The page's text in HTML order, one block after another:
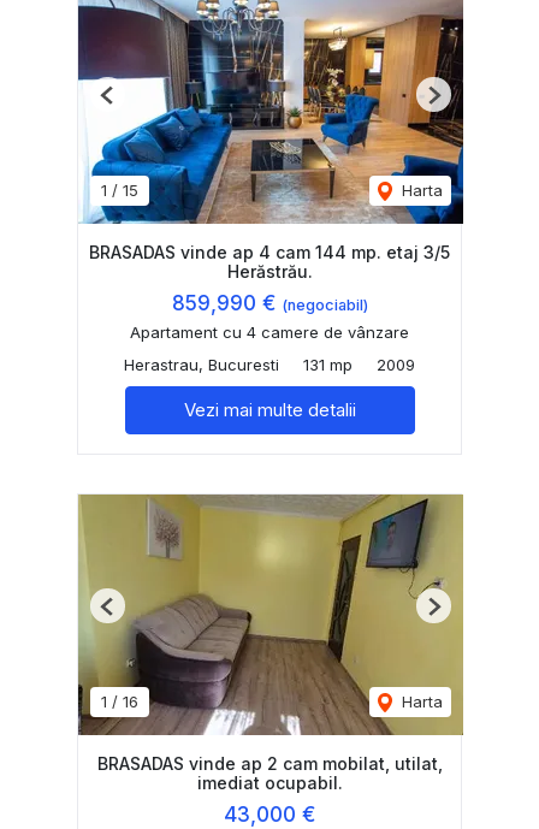
1 / 15 Harta
Previous Next
BRASADAS vinde ap 4 cam 144 mp. etaj 3/5
Herăstrău.
859,990 € (negociabil)
Apartament cu 4 camere de vânzare
Herastrau, Bucuresti
131 mp 2009
Vezi mai multe detalii
1 / 16 Harta
Previous Next
BRASADAS vinde ap 2 cam mobilat, utilat,
imediat ocupabil.
43,000 €